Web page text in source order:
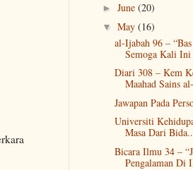
► June (20)
▼ May (16)
al-Ijabah 96 –
Semoga Kali
Diari 308 – Kem
Maahad Sains
Jawapan Pada
Universiti
Masa Dari
Bicara Ilmu 34 –
Pengalaman Di